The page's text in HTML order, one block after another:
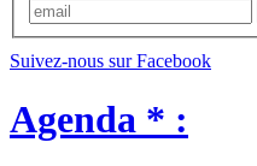
Suivez-nous sur Facebook
Agenda * :